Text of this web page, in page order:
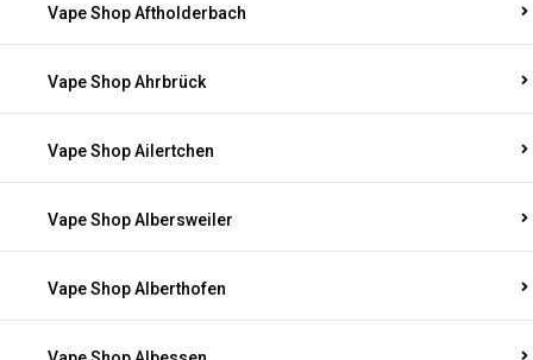
Vape Shop Aftholderbach
Vape Shop Ahrbrück
Vape Shop Ailertchen
Vape Shop Albersweiler
Vape Shop Alberthofen